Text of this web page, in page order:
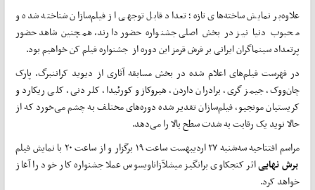
علاوه‌بر نمایش ساخته‌های تازه؛ تعداد قابل توجهی از فیلم‌سازان شناخته شده و
محبوب دنیا نیز در بخش اصلی جشنواره حضور دارند، همچنین شاهد حضور
پرتعداد سینماگران ایرانی بر فرش قرمز این دوره از جشنواره فیلم کن خواهیم بود.
در فهرست فیلم‌های اعلام شده در بخش مسابقه آثاری از دیوید کراننبرگ، پارک
چان‌ووک، جیمز گری، برادران داردن، هیروکازو کورئیدا، کلر دنی، کلی ریکارد و
کریستیان مونجیو، فیلم‌سازان تقدیر شده دوره‌های مختلف به چشم می‌خورد که از
حالا نوید یک رقابت به شدت سطح بالا را می‌دهد.
مراسم افتتاحیه سه‌شنبه ۲۷ اردیبهست ساعت ۱۹ برگزار و از ساعت ۲۰ با نمایش فیلم
برش نهاییاثر کنجکاوی برانگیز میشلآزاناویسوس عملا جشنواره کار خود را آغاز
خواهد کرد.